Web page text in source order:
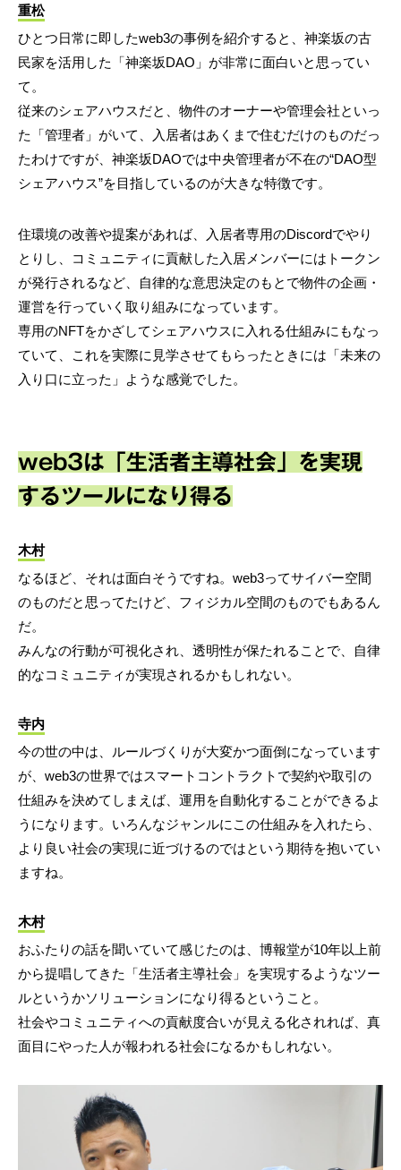
重松
ひとつ日常に即したweb3の事例を紹介すると、神楽坂の古
民家を活用した「神楽坂DAO」が非常に面白いと思ってい
て。
従来のシェアハウスだと、物件のオーナーや管理会社といっ
た「管理者」がいて、入居者はあくまで住むだけのものだっ
たわけですが、神楽坂DAOでは中央管理者が不在の“DAO型
シェアハウス”を目指しているのが大きな特徴です。
住環境の改善や提案があれば、入居者専用のDiscordでやり
とりし、コミュニティに貢献した入居メンバーにはトークン
が発行されるなど、自律的な意思決定のもとで物件の企画・
運営を行っていく取り組みになっています。
専用のNFTをかざしてシェアハウスに入れる仕組みにもなっ
ていて、これを実際に見学させてもらったときには「未来の
入り口に立った」ような感覚でした。
web3は「生活者主導社会」を実現
するツールになり得る
木村
なるほど、それは面白そうですね。web3ってサイバー空間
のものだと思ってたけど、フィジカル空間のものでもあるん
だ。
みんなの行動が可視化され、透明性が保たれることで、自律
的なコミュニティが実現されるかもしれない。
寺内
今の世の中は、ルールづくりが大変かつ面倒になっています
が、web3の世界ではスマートコントラクトで契約や取引の
仕組みを決めてしまえば、運用を自動化することができるよ
うになります。いろんなジャンルにこの仕組みを入れたら、
より良い社会の実現に近づけるのではという期待を抱いてい
ますね。
木村
おふたりの話を聞いていて感じたのは、博報堂が10年以上前
から提唱してきた「生活者主導社会」を実現するようなツー
ルというかソリューションになり得るということ。
社会やコミュニティへの貢献度合いが見える化されれば、真
面目にやった人が報われる社会になるかもしれない。